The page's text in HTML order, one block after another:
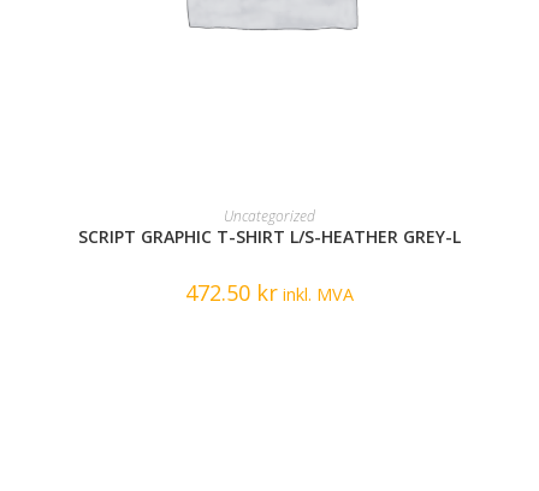
READ MORE
Uncategorized
SCRIPT GRAPHIC T-SHIRT L/S-HEATHER GREY-L
472.50 kr inkl. MVA